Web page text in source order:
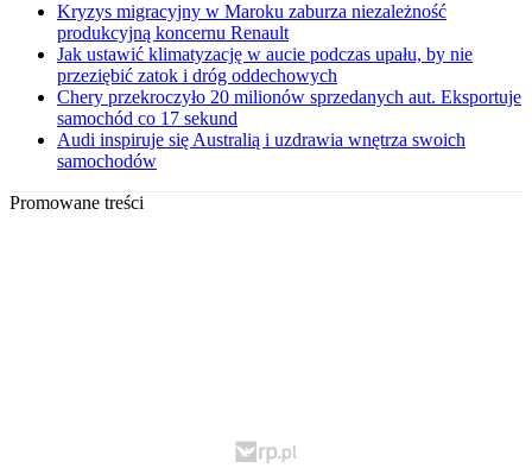
Kryzys migracyjny w Maroku zaburza niezależność
produkcyjną koncernu Renault
Jak ustawić klimatyzację w aucie podczas upału, by nie
przeziębić zatok i dróg oddechowych
Chery przekroczyło 20 milionów sprzedanych aut. Eksportuje
samochód co 17 sekund
Audi inspiruje się Australią i uzdrawia wnętrza swoich
samochodów
Promowane treści